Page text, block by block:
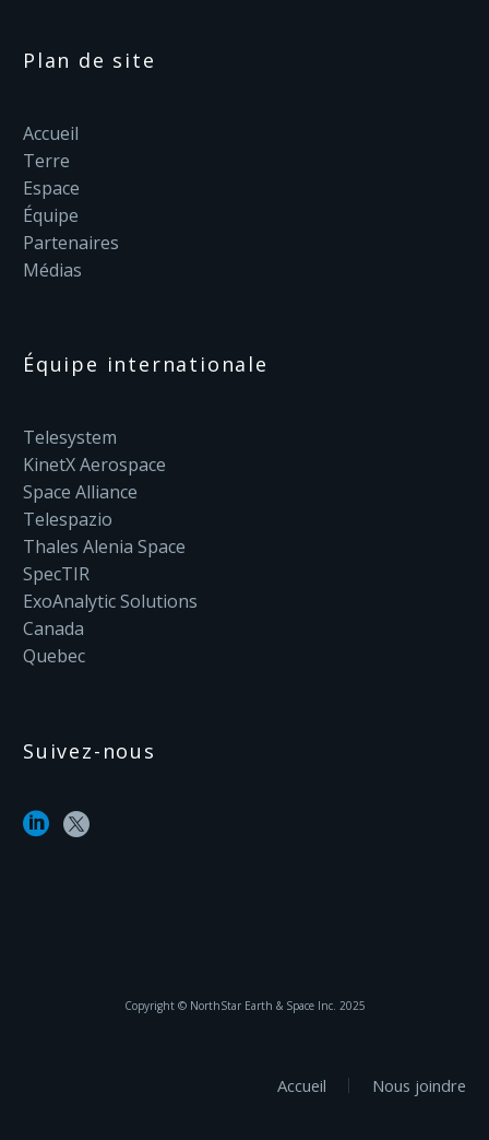
Plan de site
Accueil
Terre
Espace
Équipe
Partenaires
Médias
Équipe internationale
Telesystem
KinetX Aerospace
Space Alliance
Telespazio
Thales Alenia Space
SpecTIR
ExoAnalytic Solutions
Canada
Quebec
Suivez-nous
Copyright ©‎ NorthStar Earth & Space Inc. 2025
Accueil Nous joindre